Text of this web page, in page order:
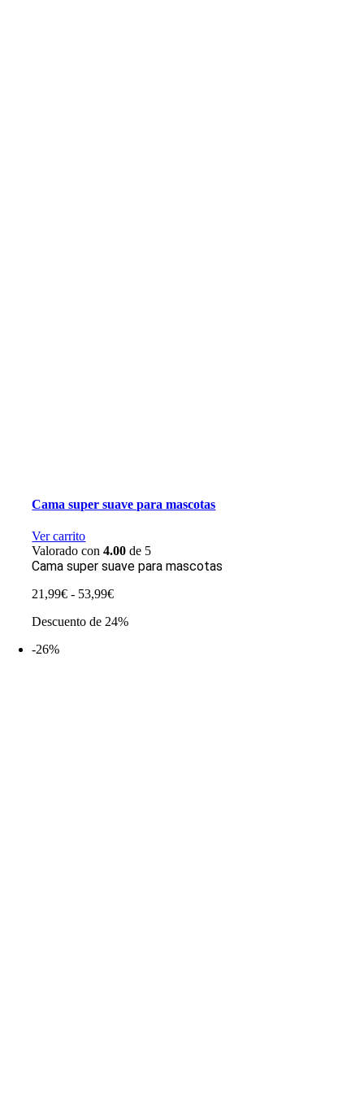
Cama super suave para mascotas
Ver carrito
Valorado con4.00 de 5
Cama super suave para mascotas
21,99€ - 53,99€Rango
precios:
Descuento de 24%
-26%